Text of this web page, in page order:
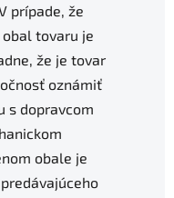
prípade, že
tovaru je
že je tovar
oznámiť
s dopravcom
obale je